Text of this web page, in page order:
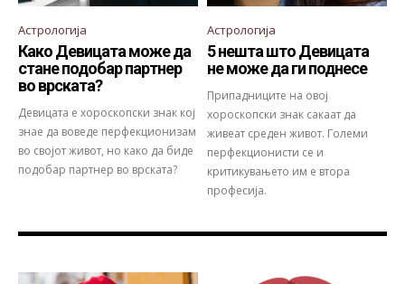
Астрологија
Како Девицата може да
стане подобар партнер
во врската?
Девицата е хороскопски знак кој
знае да воведе перфекционизам
во својот живот, но како да биде
подобар партнер во врскатa?
Астрологија
5 нешта што Девицата
не може да ги поднесе
Припадниците на овој
хороскопски знак сакаат да
живеат среден живот. Големи
перфекционисти се и
критикувањето им е втора
професија.